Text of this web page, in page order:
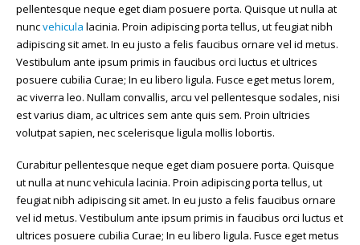
pellentesque neque eget diam posuere porta. Quisque ut nulla at
nuncvehicula lacinia. Proin adipiscing porta tellus, ut feugiat nibh
adipiscing sit amet. In eu justo a felis faucibus ornare vel id metus.
Vestibulum ante ipsum primis in faucibus orci luctus et ultrices
posuere cubilia Curae; In eu libero ligula. Fusce eget metus lorem,
ac viverra leo. Nullam convallis, arcu vel pellentesque sodales, nisi
est varius diam, ac ultrices sem ante quis sem. Proin ultricies
volutpat sapien, nec scelerisque ligula mollis lobortis.
Curabitur pellentesque neque eget diam posuere porta. Quisque
ut nulla at nunc vehicula lacinia. Proin adipiscing porta tellus, ut
feugiat nibh adipiscing sit amet. In eu justo a felis faucibus ornare
vel id metus. Vestibulum ante ipsum primis in faucibus orci luctus et
ultrices posuere cubilia Curae; In eu libero ligula. Fusce eget metus